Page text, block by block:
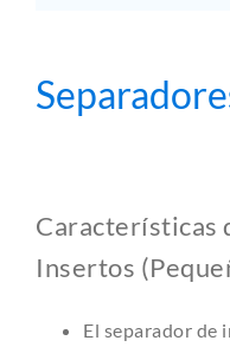
Características
Insertos
El separador de